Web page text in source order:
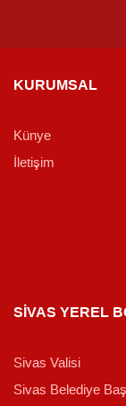
KURUMSAL
Künye
İletişim
SİVAS YEREL
Sivas Valisi
Sivas Belediye